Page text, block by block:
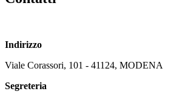
Indirizzo
Viale Corassori, 101 - 41124, MODENA
Segreteria